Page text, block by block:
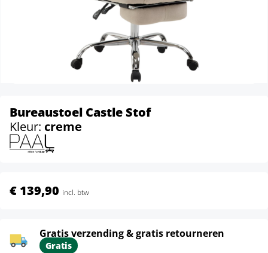
Bureaustoel Castle Stof
Kleur: creme
€ 139,90 incl. btw
Gratis verzending & gratis retourneren
Gratis